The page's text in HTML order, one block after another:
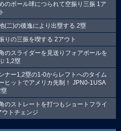
のボール球につられて空振り三振 1ア
(二)の後逸により出塁する 2塁
りの三振を喫する 2アウト
のスライダーを見送りフォアボールを
1,2塁
ナー1,2塁の1-0からレフトへのタイム
ヒットでアメリカ先制！ JPN0-1USA
のストレートを打つもショートフライ
ウトチェンジ